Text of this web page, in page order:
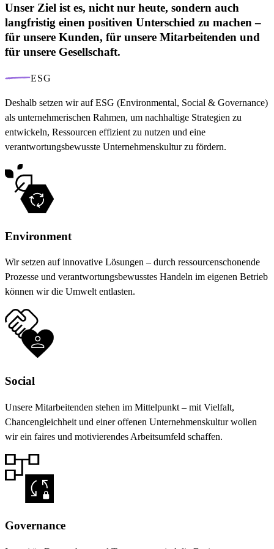
Unser Ziel ist es, nicht nur heute, sondern auch
langfristig einen positiven Unterschied zu machen –
für unsere Kunden, für unsere Mitarbeitenden und
für unsere Gesellschaft.
ESG
Deshalb setzen wir auf ESG (Environmental, Social & Governance)
als unternehmerischen Rahmen, um nachhaltige Strategien zu
entwickeln, Ressourcen effizient zu nutzen und eine
verantwortungsbewusste Unternehmenskultur zu fördern.
Environment
Wir setzen auf innovative Lösungen – durch ressourcenschonende
Prozesse und verantwortungsbewusstes Handeln im eigenen Betrieb
können wir die Umwelt entlasten.
Social
Unsere Mitarbeitenden stehen im Mittelpunkt – mit Vielfalt,
Chancengleichheit und einer offenen Unternehmenskultur wollen
wir ein faires und motivierendes Arbeitsumfeld schaffen.
Governance